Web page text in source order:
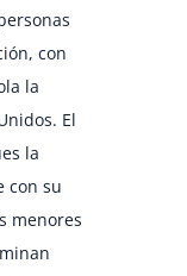
con
la
El
la
con su
menores